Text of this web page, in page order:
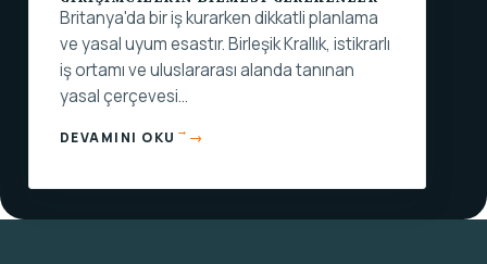
Britanya'da bir iş kurarken dikkatli planlama
ve yasal uyum esastır. Birleşik Krallık, istikrarlı
iş ortamı ve uluslararası alanda tanınan
yasal çerçevesi…
DEVAMINI OKU →